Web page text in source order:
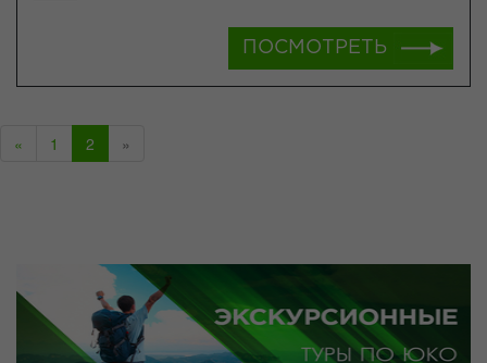
ПОСМОТРЕТЬ
« 1 2 »